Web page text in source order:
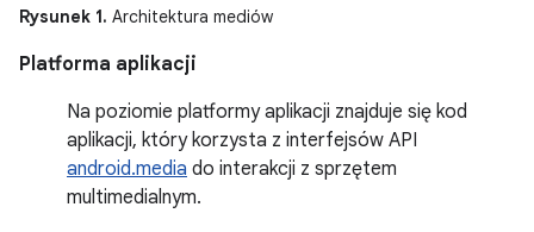
Rysunek 1. Architektura mediów
Platforma aplikacji
Na poziomie platformy aplikacji znajduje się kod
aplikacji, który korzysta z interfejsów API
android.media do interakcji z sprzętem
multimedialnym.